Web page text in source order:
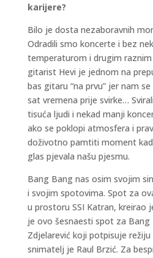
karijere?
Bilo je dosta nezaboravnih
Odradili smo koncerte i bez
temperaturom i drugim
gitarist Hevi je jednom na
bas gitaru “na prvu” jer nam
sat vremena prije svirke…
tisuća ljudi i nekad manji
ako se poklopi atmosfera i
doživotno pamtiti moment
glas pjevala našu pjesmu.
Bang Bang nas osim svojim
i svojim spotovima. Spot za
u prostoru SSI Katran, kreirao
je ovo šesnaesti spot za Bang
Zdjelarević koji potpisuje
snimatelj je Raul Brzić. Za